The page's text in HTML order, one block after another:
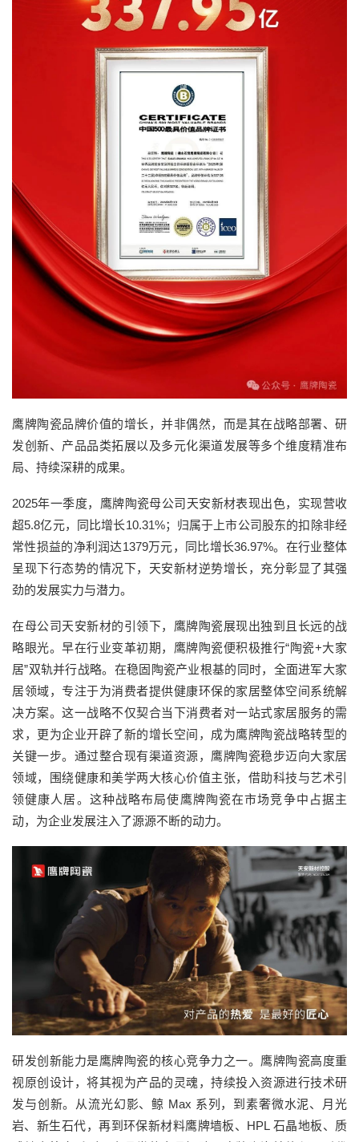
鹰牌陶瓷品牌价值的增长，并非偶然，而是其在战略部署、研
发创新、产品品类拓展以及多元化渠道发展等多个维度精准布
局、持续深耕的成果。
2025年一季度，鹰牌陶瓷母公司天安新材表现出色，实现营收
超5.8亿元，同比增长10.31%；归属于上市公司股东的扣除非经
常性损益的净利润达1379万元，同比增长36.97%。在行业整体
呈现下行态势的情况下，天安新材逆势增长，充分彰显了其强
劲的发展实力与潜力。
在母公司天安新材的引领下，鹰牌陶瓷展现出独到且长远的战
略眼光。早在行业变革初期，鹰牌陶瓷便积极推行“陶瓷+大家
居”双轨并行战略。在稳固陶瓷产业根基的同时，全面进军大家
居领域，专注于为消费者提供健康环保的家居整体空间系统解
决方案。这一战略不仅契合当下消费者对一站式家居服务的需
求，更为企业开辟了新的增长空间，成为鹰牌陶瓷战略转型的
关键一步。通过整合现有渠道资源，鹰牌陶瓷稳步迈向大家居
领域，围绕健康和美学两大核心价值主张，借助科技与艺术引
领健康人居。这种战略布局使鹰牌陶瓷在市场竞争中占据主
动，为企业发展注入了源源不断的动力。
研发创新能力是鹰牌陶瓷的核心竞争力之一。鹰牌陶瓷高度重
视原创设计，将其视为产品的灵魂，持续投入资源进行技术研
发与创新。从流光幻影、鲸 Max 系列，到素奢微水泥、月光
岩、新生石代，再到环保新材料鹰牌墙板、HPL 石晶地板、质